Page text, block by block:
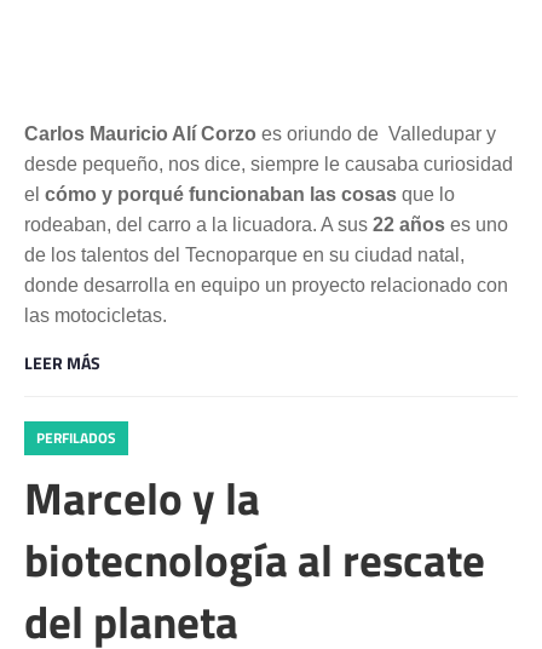
Carlos Mauricio Alí Corzo es oriundo de Valledupar y
desde pequeño, nos dice, siempre le causaba curiosidad
el cómo y porqué funcionaban las cosas que lo
rodeaban, del carro a la licuadora. A sus 22 años es uno
de los talentos del Tecnoparque en su ciudad natal,
donde desarrolla en equipo un proyecto relacionado con
las motocicletas.
LEER MÁS
PERFILADOS
Marcelo y la
biotecnología al rescate
del planeta